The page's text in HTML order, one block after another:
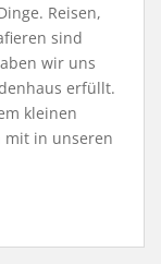
Reisen,
sind
wir uns
erfüllt.
kleinen
mit in unseren